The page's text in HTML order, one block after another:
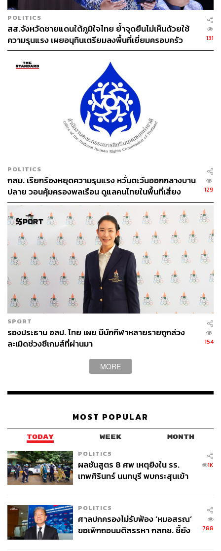
POLITICS
สส.จังหวัดชายแดนใต้ภูมิใจไทย ย้ำจุดยืนไม่เห็นด้วยใช้
ความรุนแรง เผยอนุทินเตรียมลงพื้นที่เยี่ยมครอบครัว
สส.กมลศักดิ์ 17 เม.ย.นี้
131
POLITICS
กสม. เรียกร้องหยุดความรุนแรง หวั่นตะวันออกกลางบาน
ปลาย วอนคุ้มครองพลเรือน ดูแลคนไทยในพื้นที่เสี่ยง
129
SPORT
รองประธาน อลป. ไทย เผย มีนักกีฬาหลายรายถูกล่วง
ละเมิดช่วงซีเกมส์ที่ผ่านมา
154
MORE
MOST POPULAR
TODAY WEEK MONTH
POLITICS
ผลชันสูตร 8 ศพ เหตุยิงใน รร.
เทพศิรินทร์ นนทบุรี พบกระสุนเข้า
1K
POLITICS
ศาลปกครองไม่รับฟ้อง ‘หมอสรณ’
ขอเพิกถอนมติสรรหา กสทช. ชี้ยัง
788